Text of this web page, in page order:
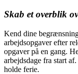
Skab et overblik
Kend dine
arbejdsopgaver efter
opgaver på en gang.
arbejdsdage fra start
holde ferie.